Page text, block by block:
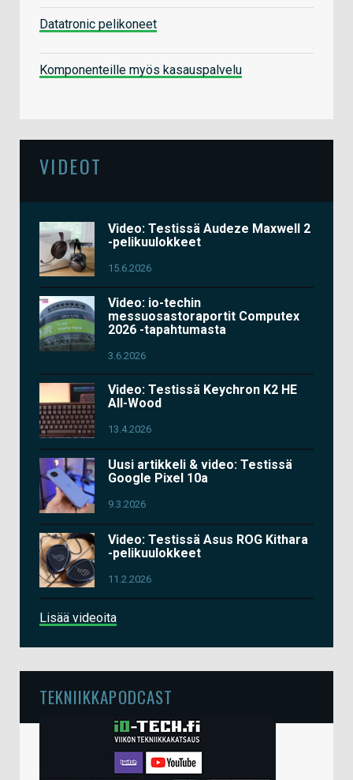
Datatronic pelikoneet
Komponenteille myös kasauspalvelu
VIDEOT
Video: Testissä Audeze Maxwell 2
-pelikuulokkeet
15.6.2026
Video: io-techin
messuosastoraportit Computex
2026 -tapahtumasta
3.6.2026
Video: Testissä Keychron K2 HE
All-Wood
13.4.2026
Uusi artikkeli & video: Testissä
Google Pixel 10a
9.3.2026
Video: Testissä Asus ROG Kithara
-pelikuulokkeet
11.2.2026
Lisää videoita
TEKNIIKKAPODCAST